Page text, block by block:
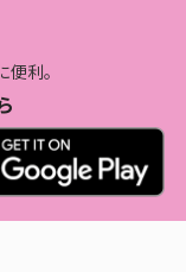
利。